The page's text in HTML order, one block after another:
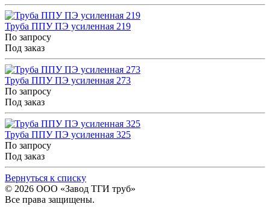
Труба ППУ ПЭ усиленная 219
По запросу
Под заказ
Труба ППУ ПЭ усиленная 273
По запросу
Под заказ
Труба ППУ ПЭ усиленная 325
По запросу
Под заказ
Вернуться к списку
© 2026 ООО «Завод ТГИ труб»
Все права защищены.